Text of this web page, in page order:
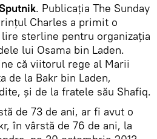
. Publicația The Sunday
Charles a primit o
sterline pentru organizaţia
lui Osama bin Laden.
că viitorul rege al Marii
de la Bakr bin Laden,
şi de la fratele său Shafiq.
de 73 de ani, ar fi avut o
în vârstă de 76 de ani, la